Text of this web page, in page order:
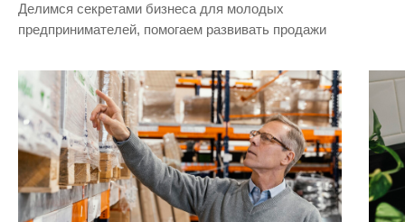
Делимся секретами бизнеса для молодых
предпринимателей, помогаем развивать продажи